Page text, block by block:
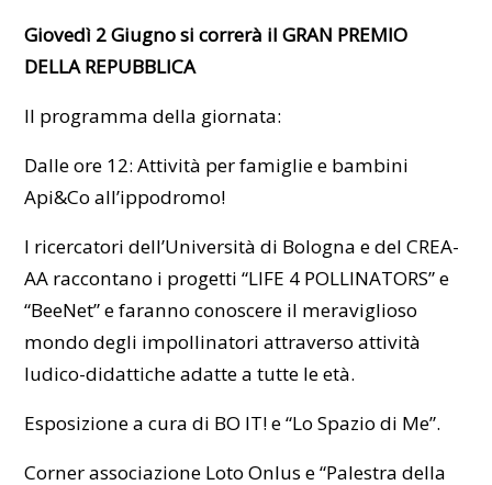
Giovedì 2 Giugno si correrà il GRAN PREMIO
DELLA REPUBBLICA
Il programma della giornata:
Dalle ore 12: Attività per famiglie e bambini
Api&Co all’ippodromo!
I ricercatori dell’Università di Bologna e del CREA-
AA raccontano i progetti “LIFE 4 POLLINATORS” e
“BeeNet” e faranno conoscere il meraviglioso
mondo degli impollinatori attraverso attività
ludico-didattiche adatte a tutte le età.
Esposizione a cura di BO IT! e “Lo Spazio di Me”.
Corner associazione Loto Onlus e “Palestra della